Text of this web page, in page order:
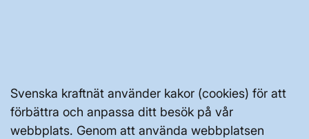
Svenska kraftnät använder kakor (cookies) för att
förbättra och anpassa ditt besök på vår
webbplats. Genom att använda webbplatsen
Kontakta oss
Press och nyheter